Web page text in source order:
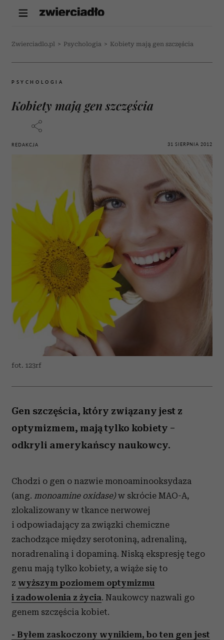
Zwierciadlo.pl > Psychologia > Kobiety mają gen szczęścia
PSYCHOLOGIA
Kobiety mają gen szczęścia
REDAKCJA 31 SIERPNIA 2012
fot. 123rf
Gen szczęścia, który związany jest z
optymizmem, mają tylko kobiety –
odkryli amerykańscy naukowcy.
Chodzi o gen o nazwie monoaminooksydaza
(ang. monoamine oxidase)w skrócie MAO-A,
zlokalizowany w tkance nerwowej
i odpowiadający za związki chemiczne
zachodzące między serotoniną, adrenaliną,
noradrenaliną i dopaminą. Niską ekspresję tego
genu mają tylko kobiety, a wiąże się to
z wyższym poziomem optymizmu
i zadowolenia z życia. Naukowcy nazwali go
genem szczęścia kobiet.
- Byłem zaskoczony wynikiem, bo ten gen jest